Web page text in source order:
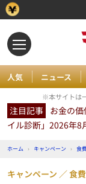
人気 ニュース
※本サイトは
注目記事 お金の
イル診断」2026年8
ホーム › キャンペーン › 食
キャンペーン 食費